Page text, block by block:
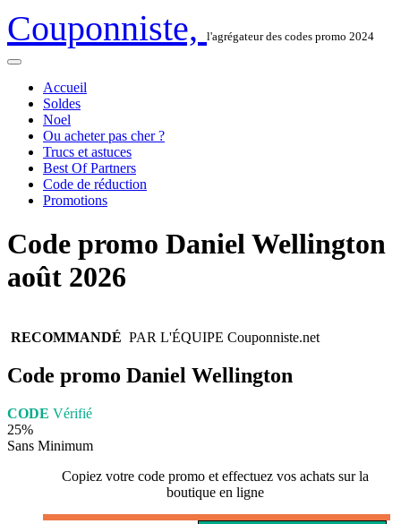
Couponniste, l'agrégateur des codes promo 2024
Accueil
Soldes
Noel
Ou acheter pas cher ?
Trucs et astuces
Best Of Partners
Code de réduction
Promotions
Code promo Daniel Wellington
août 2026
RECOMMANDÉ PAR L'ÉQUIPE Couponniste.net
Code promo Daniel Wellington
CODE Vérifié
25%
Sans Minimum
Copiez votre code promo et effectuez vos achats sur la
boutique en ligne